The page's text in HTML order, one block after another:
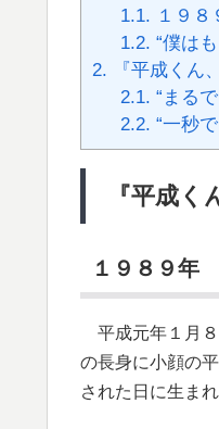
1.1. １９
1.2. “僕は
2. 『平成くん
2.1. “まる
2.2. “一秒
『平成
１９８９年
平成元年１月８
の長身に小顔の
された日に生ま